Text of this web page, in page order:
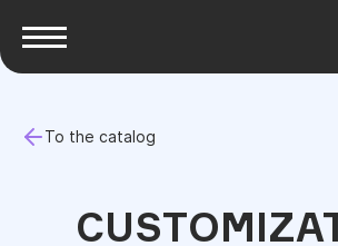
To the catalog